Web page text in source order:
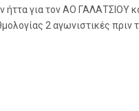
ήττα για τον ΑΟ ΓΑΛΑΤΣΙΟΥ
2 αγωνιστικές πριν